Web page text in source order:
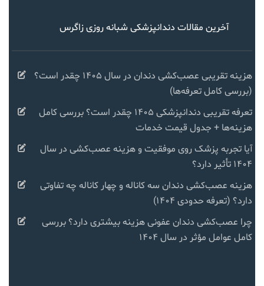
آخرین مقالات دندانپزشکی شبانه روزی زاگرس
هزینه تقریبی عصب‌کشی دندان در سال ۱۴۰۵ چقدر است؟
(بررسی کامل تعرفه‌ها)
تعرفه تقریبی دندانپزشکی ۱۴۰۵ چقدر است؟ بررسی کامل
هزینه‌ها + جدول قیمت خدمات
آیا تجربه پزشک روی موفقیت و هزینه عصب‌کشی در سال
۱۴۰۴ تأثیر دارد؟
هزینه عصب‌کشی دندان سه کاناله و چهار کاناله چه تفاوتی
دارد؟ (تعرفه حدودی ۱۴۰۴)
چرا عصب‌کشی دندان عفونی هزینه بیشتری دارد؟ بررسی
کامل عوامل مؤثر در سال ۱۴۰۴